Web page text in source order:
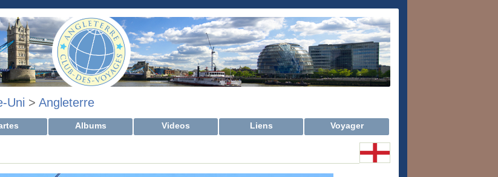
Uni > Angleterre
Albums Videos Liens Voyager